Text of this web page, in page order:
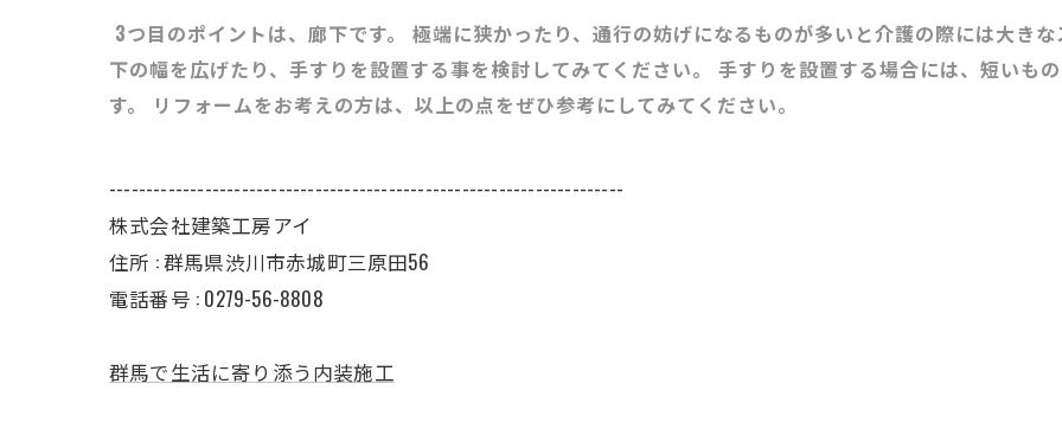
3つ目のポイントは、廊下です。 極端に狭かったり、通行の妨げになるものが多いと介護の際には大き
下の幅を広げたり、手すりを設置する事を検討してみてください。 手すりを設置する場合には、短いも
す。 リフォームをお考えの方は、以上の点をぜひ参考にしてみてください。
----------------------------------------------------------------------
株式会社建築工房アイ
住所 : 群馬県渋川市赤城町三原田56
電話番号 : 0279-56-8808
群馬で生活に寄り添う内装施工